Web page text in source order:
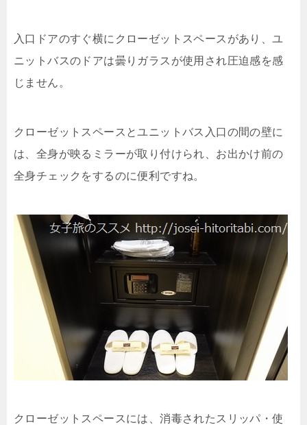
入口ドアのすぐ横にクローゼットスペースがあり、ユ
ニットバスのドアは曇りガラスが使用され圧迫感を感
じません。
クローゼットスペースとユニットバス入口の間の壁に
は、全身が映るミラーが取り付けられ、お出かけ前の
全身チェックをするのに便利ですね。
クローゼットスペースには、消毒されたスリッパ・使